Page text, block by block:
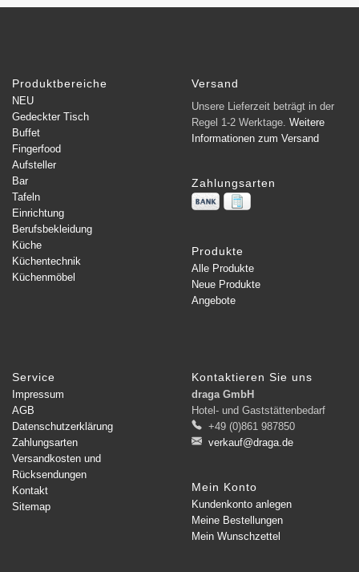
Produktbereiche
NEU
Gedeckter Tisch
Buffet
Fingerfood
Aufsteller
Bar
Tafeln
Einrichtung
Berufsbekleidung
Küche
Küchentechnik
Küchenmöbel
Versand
Unsere Lieferzeit beträgt in der
Regel 1-2 Werktage. Weitere
Informationen zum Versand
Zahlungsarten
Produkte
Alle Produkte
Neue Produkte
Angebote
Service
Impressum
AGB
Datenschutzerklärung
Zahlungsarten
Versandkosten und
Rücksendungen
Kontakt
Sitemap
Kontaktieren Sie uns
draga GmbH
Hotel- und Gaststättenbedarf
+49 (0)861 987850
verkauf@draga.de
Mein Konto
Kundenkonto anlegen
Meine Bestellungen
Mein Wunschzettel